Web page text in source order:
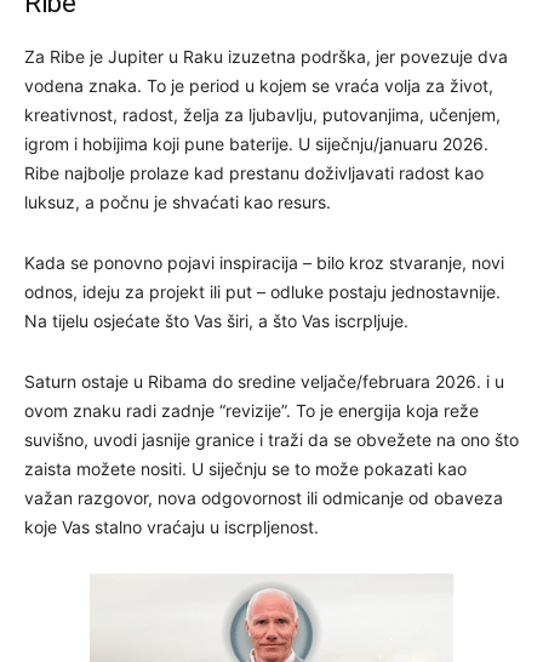
Za Ribe je Jupiter u Raku izuzetna podrška, jer povezuje dva
vodena znaka. To je period u kojem se vraća volja za život,
kreativnost, radost, želja za ljubavlju, putovanjima, učenjem,
igrom i hobijima koji pune baterije. U siječnju/januaru 2026.
Ribe najbolje prolaze kad prestanu doživljavati radost kao
luksuz, a počnu je shvaćati kao resurs.
Kada se ponovno pojavi inspiracija – bilo kroz stvaranje, novi
odnos, ideju za projekt ili put – odluke postaju jednostavnije.
Na tijelu osjećate što Vas širi, a što Vas iscrpljuje.
Saturn ostaje u Ribama do sredine veljače/februara 2026. i u
ovom znaku radi zadnje “revizije”. To je energija koja reže
suvišno, uvodi jasnije granice i traži da se obvežete na ono što
zaista možete nositi. U siječnju se to može pokazati kao
važan razgovor, nova odgovornost ili odmicanje od obaveza
koje Vas stalno vraćaju u iscrpljenost.